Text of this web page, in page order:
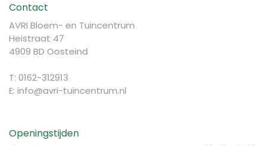
Contact
AVRI Bloem- en Tuincentrum
Heistraat 47
4909 BD Oosteind
T: 0162-312913
E: info@avri-tuincentrum.nl
Openingstijden